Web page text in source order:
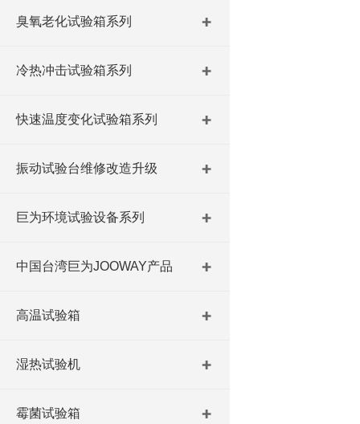
臭氧老化试验箱系列
冷热冲击试验箱系列
快速温度变化试验箱系列
振动试验台维修改造升级
巨为环境试验设备系列
中国台湾巨为JOOWAY产品
高温试验箱
湿热试验机
霉菌试验箱